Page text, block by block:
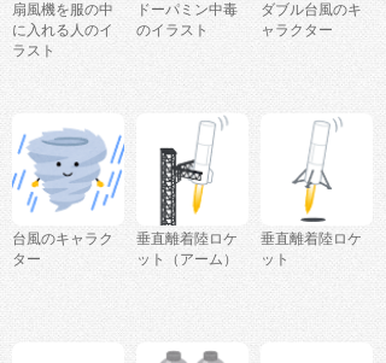
扇風機を服の中
に入れる人のイ
ラスト
ドーパミン中毒
のイラスト
ダブル台風のキ
ャラクター
台風のキャラク
ター
垂直離着陸ロケ
ット（アーム）
垂直離着陸ロケ
ット